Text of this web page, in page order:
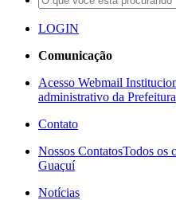
LOGIN
Comunicação
Acesso Webmail
administrativo da Prefeitura
Contato
Nossos ContatosTodos os
Guaçuí
Notícias